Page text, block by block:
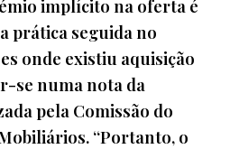
implícito na oferta é
prática seguida no
onde existiu aquisição
se numa nota da
pela Comissão do
“Portanto, o